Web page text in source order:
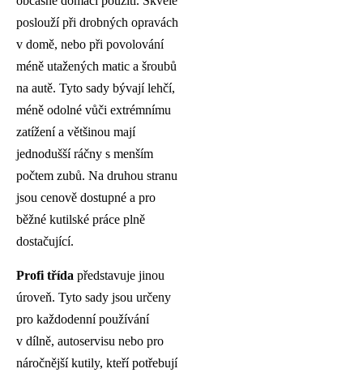
poslouží při drobných opravách
v domě, nebo při povolování
méně utažených matic a šroubů
na autě. Tyto sady bývají lehčí,
méně odolné vůči extrémnímu
zatížení a většinou mají
jednodušší ráčny s menším
počtem zubů. Na druhou stranu
jsou cenově dostupné a pro
běžné kutilské práce plně
dostačující.
Profi třída představuje jinou
úroveň. Tyto sady jsou určeny
pro každodenní používání
v dílně, autoservisu nebo pro
náročnější kutily, kteří potřebují